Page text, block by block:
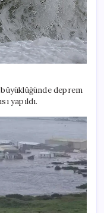
deprem
yapıldı.